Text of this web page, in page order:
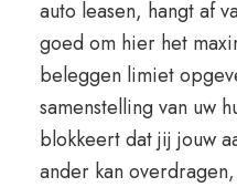
auto leasen, hangt af
goed om hier het
beleggen limiet
samenstelling van uw
blokkeert dat jij jouw
ander kan